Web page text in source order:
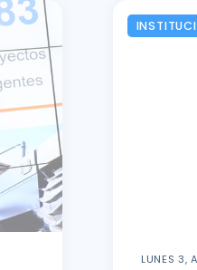
LUNES 3,